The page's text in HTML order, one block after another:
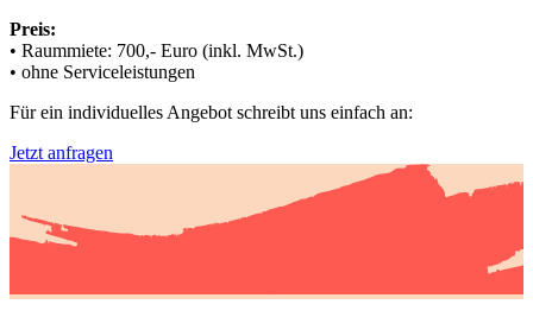
Preis:
• Raummiete: 700,- Euro (inkl. MwSt.)
• ohne Serviceleistungen
Für ein individuelles Angebot schreibt uns einfach an:
Jetzt anfragen